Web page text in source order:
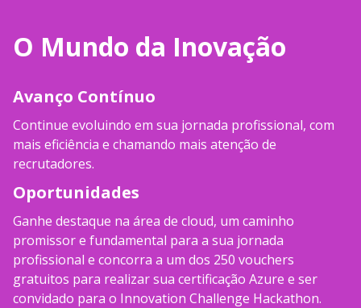
O Mundo da Inovação
Avanço Contínuo
Continue evoluindo em sua jornada profissional, com
mais eficiência e chamando mais atenção de
recrutadores.
Oportunidades
Ganhe destaque na área de cloud, um caminho
promissor e fundamental para a sua jornada
profissional e concorra a um dos 250 vouchers
gratuitos para realizar sua certificação Azure e ser
convidado para o Innovation Challenge Hackathon.